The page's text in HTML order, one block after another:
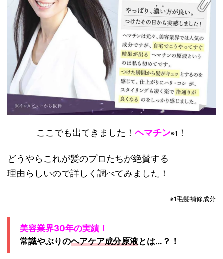
ここでも出てきました！ ヘマチン※1 ！
どうやらこれが髪のプロたちが絶賛する
理由らしいので詳しく調べてみました！
※1毛髪補修成分
美容業界30年の実績！
常識やぶりのヘアケア成分原液とは…？！